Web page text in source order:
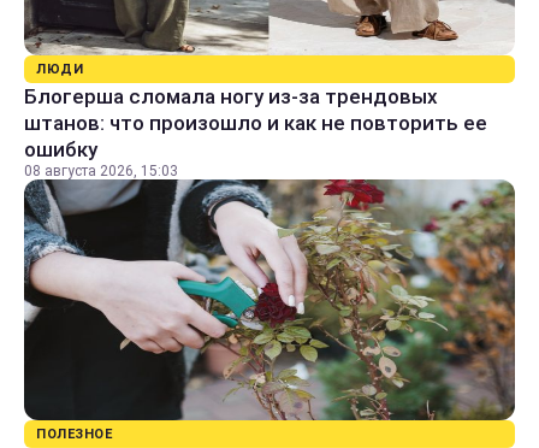
ЛЮДИ
Блогерша сломала ногу из-за трендовых
штанов: что произошло и как не повторить ее
ошибку
08 августа 2026, 15:03
ПОЛЕЗНОЕ